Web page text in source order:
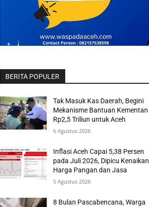
BERITA POPULER
Tak Masuk Kas Daerah, Begini
Mekanisme Bantuan Kementan
Rp2,5 Triliun untuk Aceh
6 Agustus 2026
Inflasi Aceh Capai 5,38 Persen
pada Juli 2026, Dipicu Kenaikan
Harga Pangan dan Jasa
5 Agustus 2026
8 Bulan Pascabencana, Warga